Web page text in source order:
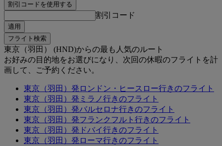
割引コードを使用する
割引コード
適用
フライト検索
東京（羽田） (HND)からの最も人気のルート
お好みの目的地をお選びになり、次回の休暇のフライトを計
画して、ご予約ください。
東京（羽田）発ロンドン・ヒースロー行きのフライト
東京（羽田）発ミラノ行きのフライト
東京（羽田）発バルセロナ行きのフライト
東京（羽田）発フランクフルト行きのフライト
東京（羽田）発ドバイ行きのフライト
東京（羽田）発ローマ行きのフライト